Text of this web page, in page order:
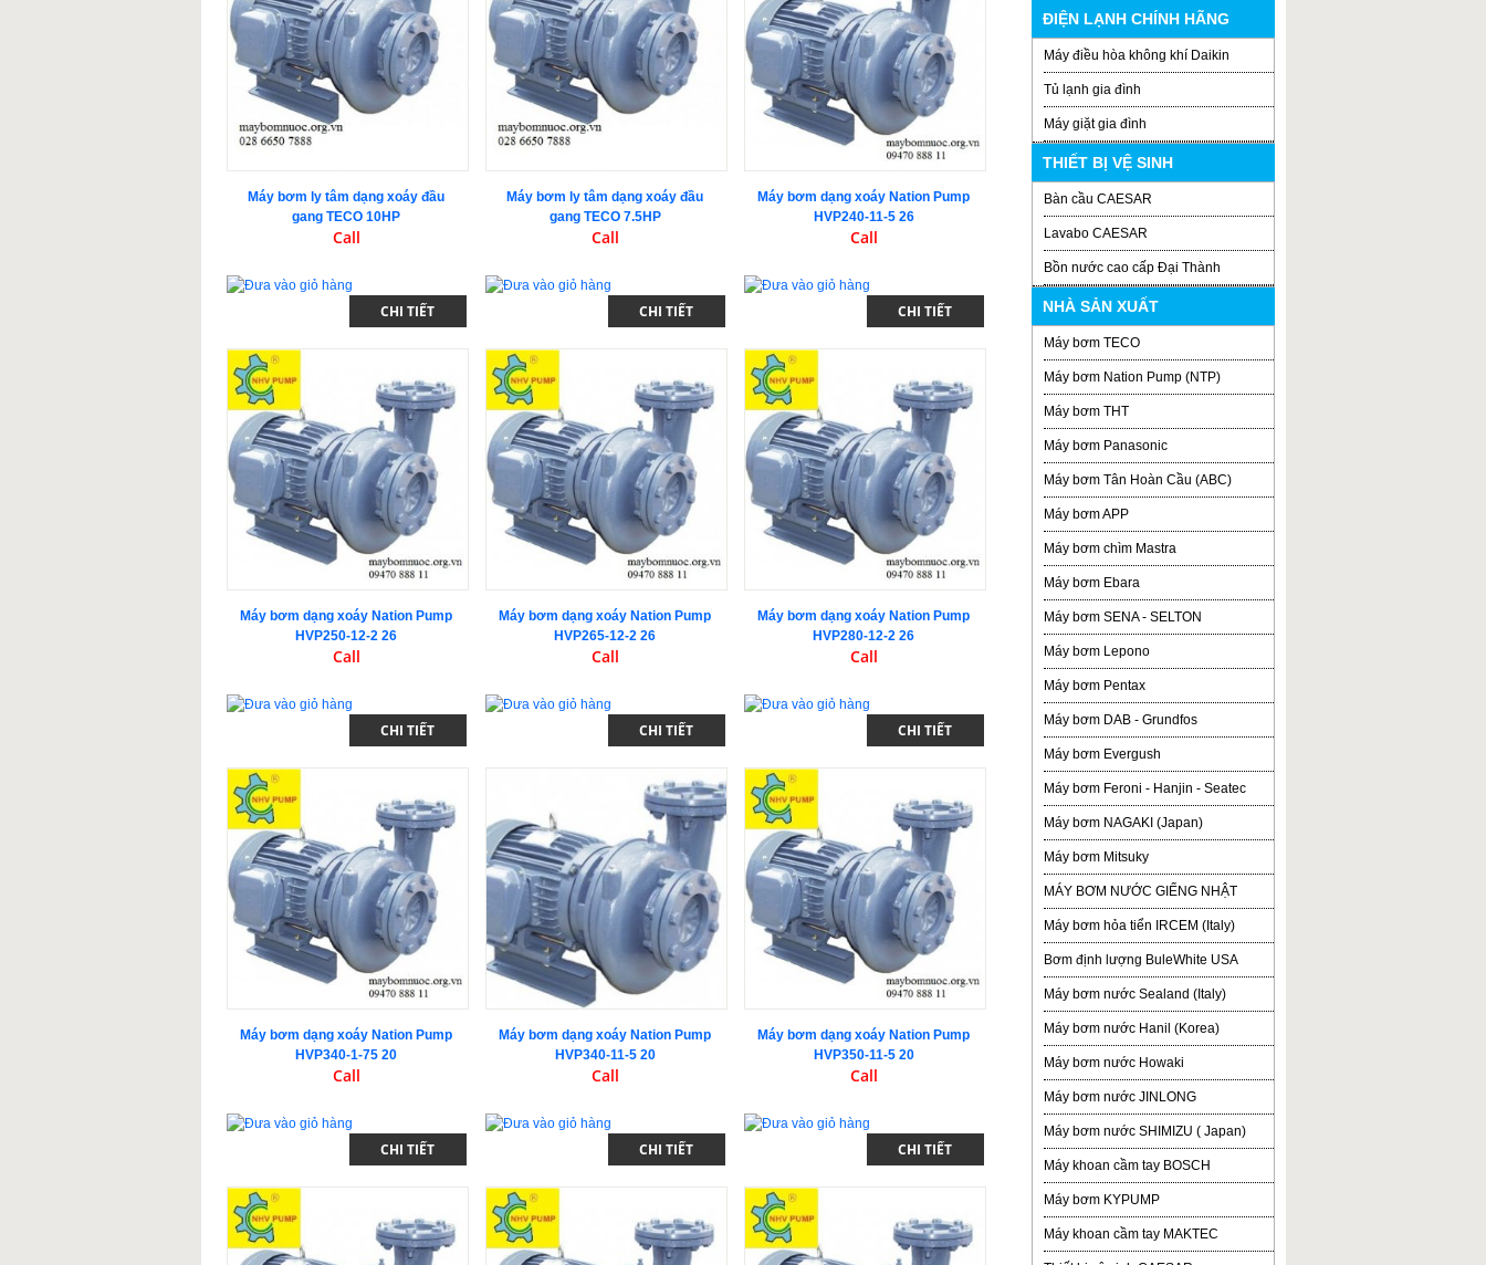
Máy bơm ly tâm dạng xoáy đầu
gang TECO 10HP
Call
CHI TIẾT
Máy bơm ly tâm dạng xoáy đầu
gang TECO 7.5HP
Call
CHI TIẾT
Máy bơm dạng xoáy Nation Pump
HVP240-11-5 26
Call
CHI TIẾT
Máy bơm dạng xoáy Nation Pump
HVP250-12-2 26
Call
CHI TIẾT
Máy bơm dạng xoáy Nation Pump
HVP265-12-2 26
Call
CHI TIẾT
Máy bơm dạng xoáy Nation Pump
HVP280-12-2 26
Call
CHI TIẾT
Máy bơm dạng xoáy Nation Pump
HVP340-1-75 20
Call
CHI TIẾT
Máy bơm dạng xoáy Nation Pump
HVP340-11-5 20
Call
CHI TIẾT
Máy bơm dạng xoáy Nation Pump
HVP350-11-5 20
Call
CHI TIẾT
ĐIỆN LẠNH CHÍNH HÃNG
Máy điều hòa không khí Daikin
Tủ lạnh gia đình
Máy giặt gia đình
THIẾT BỊ VỆ SINH
Bàn cầu CAESAR
Lavabo CAESAR
Bồn nước cao cấp Đại Thành
NHÀ SẢN XUẤT
Máy bơm TECO
Máy bơm Nation Pump (NTP)
Máy bơm THT
Máy bơm Panasonic
Máy bơm Tân Hoàn Cầu (ABC)
Máy bơm APP
Máy bơm chìm Mastra
Máy bơm Ebara
Máy bơm SENA - SELTON
Máy bơm Lepono
Máy bơm Pentax
Máy bơm DAB - Grundfos
Máy bơm Evergush
Máy bơm Feroni - Hanjin - Seatec
Máy bơm NAGAKI (Japan)
Máy bơm Mitsuky
MÁY BƠM NƯỚC GIẾNG NHẬT
Máy bơm hỏa tiển IRCEM (Italy)
Bơm định lượng BuleWhite USA
Máy bơm nước Sealand (Italy)
Máy bơm nước Hanil (Korea)
Máy bơm nước Howaki
Máy bơm nước JINLONG
Máy bơm nước SHIMIZU ( Japan)
Máy khoan cầm tay BOSCH
Máy bơm KYPUMP
Máy khoan cầm tay MAKTEC